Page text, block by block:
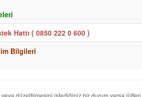
Hattı ( 0850 222 0 600 )
Bilgileri
düzeltilmesini istediğiniz bir durum varsa lütfen